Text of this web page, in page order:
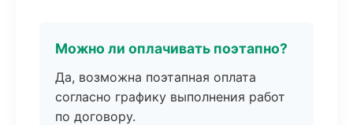
Можно ли оплачивать поэтапно?
Да, возможна поэтапная оплата
согласно графику выполнения работ
по договору.